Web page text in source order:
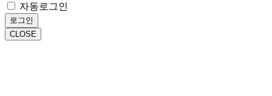
자동로그인
로그인
CLOSE